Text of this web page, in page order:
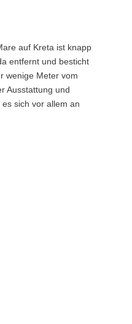
auf Kreta ist knapp
entfernt und besticht
wenige Meter vom
Ausstattung und
sich vor allem an